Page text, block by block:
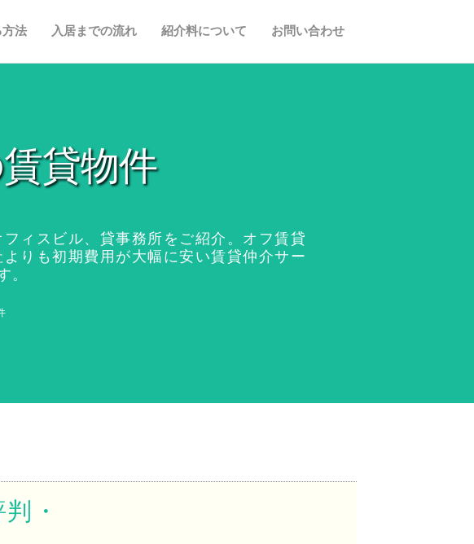
お問い合わせ
紹介料について
入居までの流れ
法
貸物件
ィスビル、貸事務所をご紹介。オフ賃貸
りも初期費用が大幅に安い賃貸仲介サー
。
・